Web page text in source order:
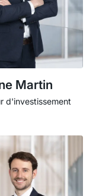
Martin
d'investissement